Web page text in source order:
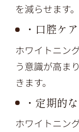
を減らせます。
・口腔ケ
ホワイトニン
う意識が高ま
きます。
・定期的
ホワイトニン